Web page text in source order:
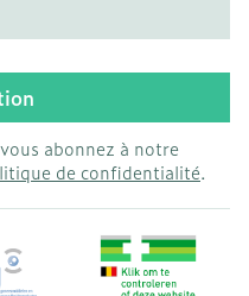
abonnez à notre
de confidentialité.